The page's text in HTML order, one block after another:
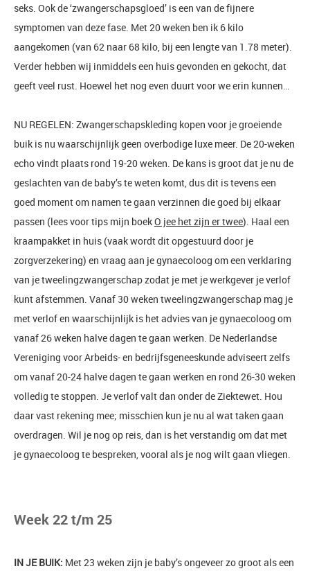
seks. Ook de ‘zwangerschapsgloed’ is een van de fijnere
symptomen van deze fase. Met 20 weken ben ik 6 kilo
aangekomen (van 62 naar 68 kilo, bij een lengte van 1.78 meter).
Verder hebben wij inmiddels een huis gevonden en gekocht, dat
geeft veel rust. Hoewel het nog even duurt voor we erin kunnen…
NU REGELEN: Zwangerschapskleding kopen voor je groeiende
buik is nu waarschijnlijk geen overbodige luxe meer. De 20-weken
echo vindt plaats rond 19-20 weken. De kans is groot dat je nu de
geslachten van de baby’s te weten komt, dus dit is tevens een
goed moment om namen te gaan verzinnen die goed bij elkaar
passen (lees voor tips mijn boekO jee het zijn er twee). Haal een
kraampakket in huis (vaak wordt dit opgestuurd door je
zorgverzekering) en vraag aan je gynaecoloog om een verklaring
van je tweelingzwangerschap zodat je met je werkgever je verlof
kunt afstemmen. Vanaf 30 weken tweelingzwangerschap mag je
met verlof en waarschijnlijk is het advies van je gynaecoloog om
vanaf 26 weken halve dagen te gaan werken. De Nederlandse
Vereniging voor Arbeids- en bedrijfsgeneeskunde adviseert zelfs
om vanaf 20-24 halve dagen te gaan werken en rond 26-30 weken
volledig te stoppen. Je verlof valt dan onder de Ziektewet. Hou
daar vast rekening mee; misschien kun je nu al wat taken gaan
overdragen. Wil je nog op reis, dan is het verstandig om dat met
je gynaecoloog te bespreken, vooral als je nog wilt gaan vliegen.
Week 22 t/m 25
IN JE BUIK: Met 23 weken zijn je baby’s ongeveer zo groot als een